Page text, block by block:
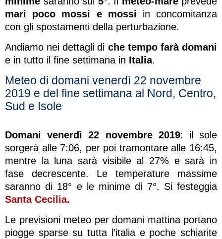
mari poco mossi e mossi in concomitanza
con gli spostamenti della perturbazione.
Andiamo nei dettagli di che tempo farà domani
e in tutto il fine settimana in Italia.
Meteo di domani venerdì 22 novembre
2019 e del fine settimana al Nord, Centro,
Sud e Isole
Domani venerdì 22 novembre 2019: il sole
sorgerà alle 7:06, per poi tramontare alle 16:45,
mentre la luna sarà visibile al 27% e sarà in
fase decrescente. Le temperature massime
saranno di 18° e le minime di 7°. Si festeggia
Santa Cecilia.
Le previsioni meteo per domani mattina portano
piogge sparse su tutta l’italia e poche schiarite